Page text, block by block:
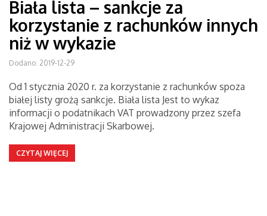
Biała lista – sankcje za
korzystanie z rachunków innych
niż w wykazie
Dodano: 2019-12-29
Od 1 stycznia 2020 r. za korzystanie z rachunków spoza
białej listy grożą sankcje. Biała lista Jest to wykaz
informacji o podatnikach VAT prowadzony przez szefa
Krajowej Administracji Skarbowej.
CZYTAJ WIĘCEJ